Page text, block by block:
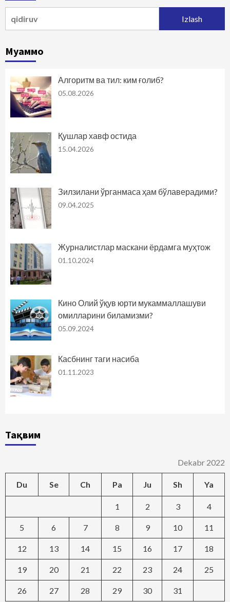
Муаммо
Алгоритм ва тил: ким ғолиб?
05.08.2026
Қушлар хавф остида
15.04.2026
Зилзилани ўрганмаса ҳам бўлаверадими?
09.04.2025
Журналистлар маскани ёрдамга муҳтож
01.10.2024
Кино Олий ўқув юрти мукаммаллашуви
омилларини биламизми?
05.09.2024
Касбнинг таги насиба
01.11.2023
Тақвим
Dekabr 2022
Du Se Ch Pa Ju Sh Ya
1 2 3 4
5 6 7 8 9 10 11
12 13 14 15 16 17 18
19 20 21 22 23 24 25
26 27 28 29 30 31